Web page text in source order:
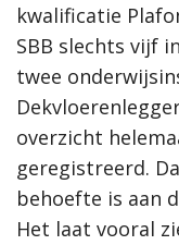
kwalificatie
SBB slechts vijf
twee
overzicht
geregistreerd.
behoefte is aan
Het laat vooral